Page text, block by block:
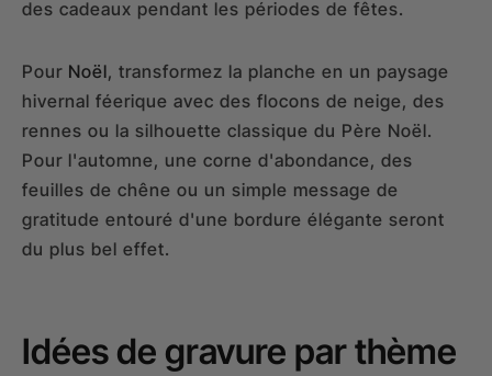
des cadeaux pendant les périodes de fêtes.
Pour Noël, transformez la planche en un paysage
hivernal féerique avec des flocons de neige, des
rennes ou la silhouette classique du Père Noël.
Pour l'automne, une corne d'abondance, des
feuilles de chêne ou un simple message de
gratitude entouré d'une bordure élégante seront
du plus bel effet.
Idées de gravure par thème